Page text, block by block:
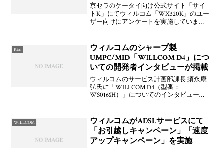
京セラのケータイ向け公式サイト「サイ
トK」にてウィルコム「WX320K」のユー
ザー向けにアンケートを実施していま
ンケートページに飛ばされます。アンケ
ートの内容は，
Ktai
ウィルコムのシャープ製
UMPC/MID「WILLCOM D4」につ
いての開発者インタビューが掲載
ウィルコムのサービス計画部課長 須永康
弘氏に「WILLCOM D4（型番：
WS016SH）」についてのインタビューが
COREへの対応方法は想定内なUSBとかっ
ぽ
WILLCOM
ウィルコムがADSLサービスにて
「お引越しキャンペーン」「速度
アップキャンペーン」を実施